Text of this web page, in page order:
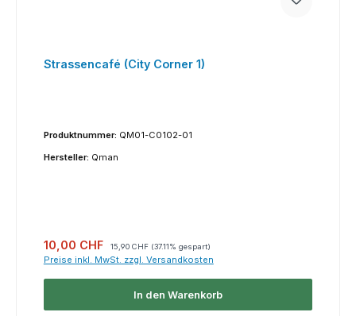
Strassencafé (City Corner 1)
Produktnummer: QM01-C0102-01
Hersteller: Qman
Verkaufspreis:
10,00 CHF Regulärer Preis:
15,90 CHF (37.11% gespart)
Preise inkl. MwSt. zzgl. Versandkosten
In den Warenkorb